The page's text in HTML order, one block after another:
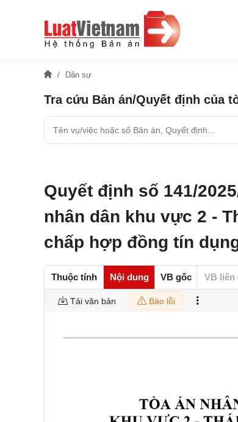
Dân sự
Tra cứu Bản án/Quyết định của
Quyết định số 141/
nhân dân khu vực 2 -
chấp hợp đồng tín
Thuộc tính Nội dung VB gốc VB liên
Tải văn bản Báo lỗi